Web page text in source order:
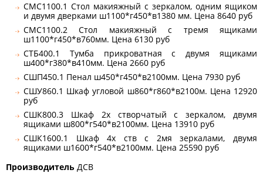
СМС1100.1 Стол макияжный с зеркалом, одним ящиком
и двумя дверками ш1100*г450*в1380 мм. Цена 8640 руб
СМС1100.2 Стол макияжный с тремя ящиками
ш1100*г450*в760мм. Цена 6130 руб
СТБ400.1 Тумба прикроватная с двумя ящиками
ш400*г380*в410мм. Цена 2660 руб
СШП450.1 Пенал ш450*г450*в2100мм. Цена 7930 руб
СШУ860.1 Шкаф угловой ш860*г860*в2100м. Цена 12920
руб
СШК800.3 Шкаф 2х створчатый с зеркалом, двумя
ящиками ш800*г540*в2100мм. Цена 13910 руб
СШК1600.1 Шкаф 4х ств с 2мя зеркалами, двумя
ящиками ш1600*г540*в2100мм. Цена 25590 руб
Производитель ДСВ